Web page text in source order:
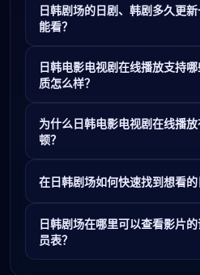
日韩剧场的日剧、韩剧多久更
能看？
日韩电影电视剧在线播放支持
质怎么样？
为什么日韩电影电视剧在线播
顿？
在日韩剧场如何快速找到想看的
日韩剧场在哪里可以查看影片
员表？